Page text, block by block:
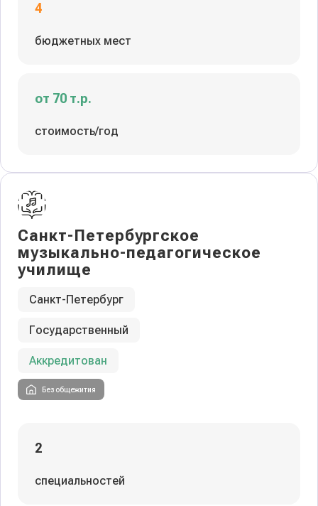
4
бюджетных мест
от 70 т.р.
стоимость/год
Санкт-Петербургское
музыкально-педагогическое
училище
Санкт-Петербург
Государственный
Аккредитован
Без общежития
2
специальностей